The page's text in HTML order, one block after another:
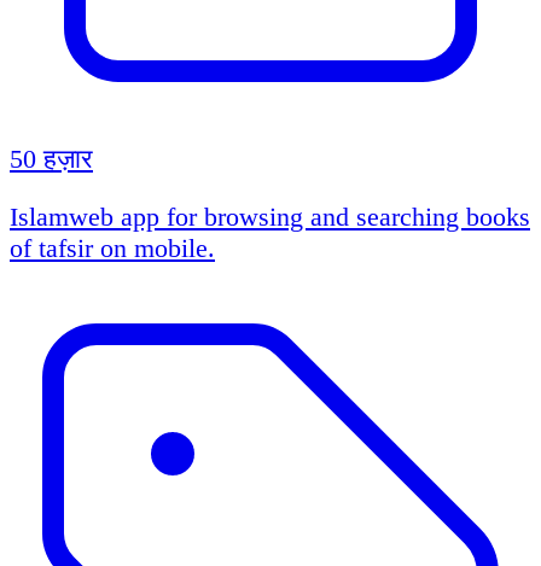
50 हज़ार
Islamweb app for browsing and searching books
of tafsir on mobile.